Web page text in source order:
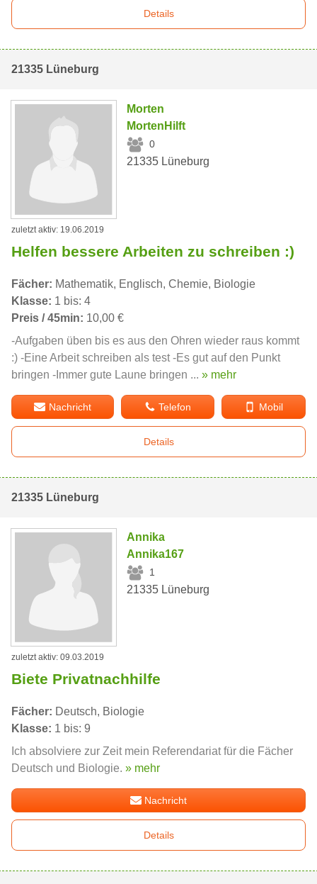
Details
21335 Lüneburg
Morten
MortenHilft
0
21335 Lüneburg
zuletzt aktiv: 19.06.2019
Helfen bessere Arbeiten zu schreiben :)
Fächer: Mathematik, Englisch, Chemie, Biologie
Klasse: 1 bis: 4
Preis / 45min: 10,00 €
-Aufgaben üben bis es aus den Ohren wieder raus kommt
:) -Eine Arbeit schreiben als test -Es gut auf den Punkt
bringen -Immer gute Laune bringen ... » mehr
Nachricht Telefon Mobil
Details
21335 Lüneburg
Annika
Annika167
1
21335 Lüneburg
zuletzt aktiv: 09.03.2019
Biete Privatnachhilfe
Fächer: Deutsch, Biologie
Klasse: 1 bis: 9
Ich absolviere zur Zeit mein Referendariat für die Fächer
Deutsch und Biologie. » mehr
Nachricht
Details